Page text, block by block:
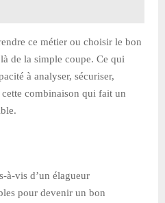
ce métier ou choisir le bon
de la simple coupe. Ce qui
à analyser, sécuriser,
cette combinaison qui fait un
à-vis d’un élagueur
pour devenir un bon